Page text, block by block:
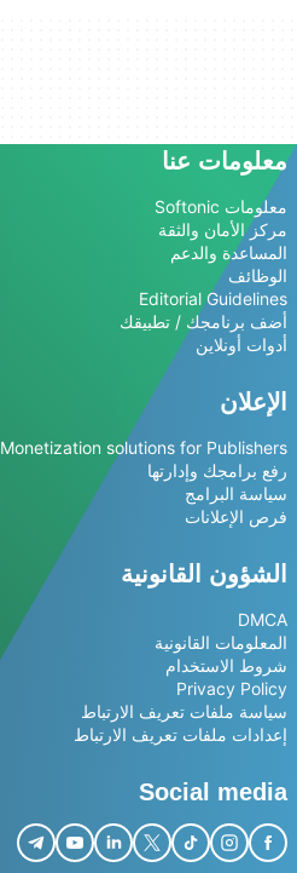
معلومات عنا
معلومات Softonic
مركز الأمان والثقة
المساعدة والدعم
الوظائف
Editorial Guidelines
أضف برنامجك / تطبيقك
أدوات أونلاين
الإعلان
Monetization solutions for Publishers
رفع برامجك وإدارتها
سياسة البرامج
فرص الإعلانات
الشؤون القانونية
DMCA
المعلومات القانونية
شروط الاستخدام
Privacy Policy
سياسة ملفات تعريف الارتباط
إعدادات ملفات تعريف الارتباط
Social media